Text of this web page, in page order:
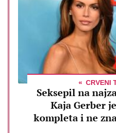
CRVENI
Seksepil na
Kaja Gerber
kompleta i ne